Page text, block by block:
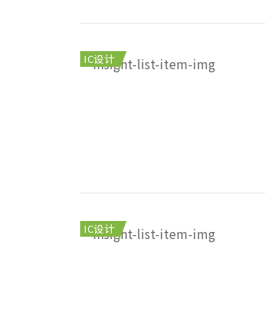
IC设计
IC设计